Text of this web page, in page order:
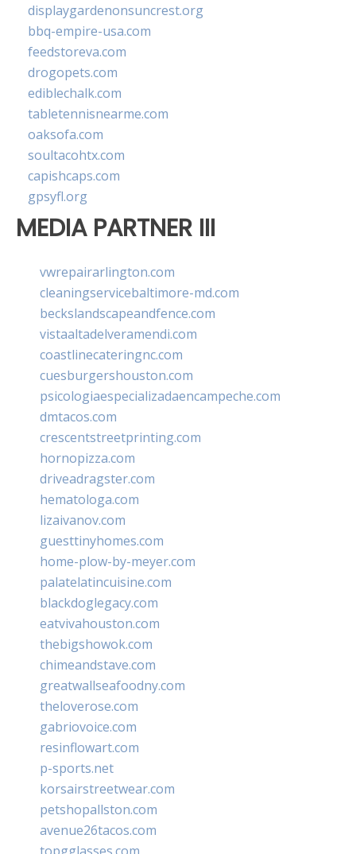
displaygardenonsuncrest.org
bbq-empire-usa.com
feedstoreva.com
drogopets.com
ediblechalk.com
tabletennisnearme.com
oaksofa.com
soultacohtx.com
capishcaps.com
gpsyfl.org
MEDIA PARTNER III
vwrepairarlington.com
cleaningservicebaltimore-md.com
beckslandscapeandfence.com
vistaaltadelveramendi.com
coastlinecateringnc.com
cuesburgershouston.com
psicologiaespecializadaencampeche.com
dmtacos.com
crescentstreetprinting.com
hornopizza.com
driveadragster.com
hematologa.com
lizaivanov.com
guesttinyhomes.com
home-plow-by-meyer.com
palatelatincuisine.com
blackdoglegacy.com
eatvivahouston.com
thebigshowok.com
chimeandstave.com
greatwallseafoodny.com
theloverose.com
gabriovoice.com
resinflowart.com
p-sports.net
korsairstreetwear.com
petshopallston.com
avenue26tacos.com